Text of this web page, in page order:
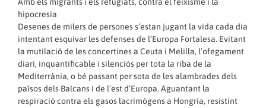
hipocresia
Desenes de milers de persones s’estan jugant la vida cada dia
intentant esquivar les defenses de l’Europa Fortalesa. Evitant
la mutilació de les concertines a Ceuta i Melilla, l’ofegament
diari, inquantificable i silenciós per tota la riba de la
Mediterrània, o bé passant per sota de les alambrades dels
països dels Balcans i de l’est d’Europa. Aguantant la
respiració contra els gasos lacrimògens a Hongria, resistint